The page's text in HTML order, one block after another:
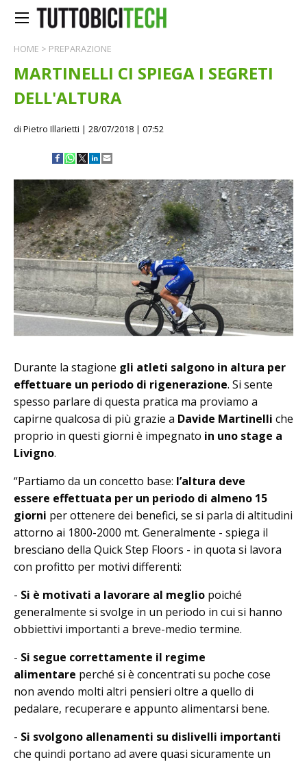
HOME > PREPARAZIONE
MARTINELLI CI SPIEGA I SEGRETI
DELL'ALTURA
di Pietro Illarietti | 28/07/2018 | 07:52
Durante la stagione gli atleti salgono in altura per
effettuare un periodo di rigenerazione. Si sente
spesso parlare di questa pratica ma proviamo a
capirne qualcosa di più grazie a Davide Martinelli che
proprio in questi giorni è impegnato in uno stage a
Livigno.
“Partiamo da un concetto base: l’altura deve
essere effettuata per un periodo di almeno 15
giorni per ottenere dei benefici, se si parla di altitudini
attorno ai 1800-2000 mt. Generalmente - spiega il
bresciano della Quick Step Floors - in quota si lavora
con profitto per motivi differenti:
- Si è motivati a lavorare al meglio poiché
generalmente si svolge in un periodo in cui si hanno
obbiettivi importanti a breve-medio termine.
- Si segue correttamente il regime
alimentare perché si è concentrati su poche cose
non avendo molti altri pensieri oltre a quello di
pedalare, recuperare e appunto alimentarsi bene.
- Si svolgono allenamenti su dislivelli importanti
che quindi portano ad avere quasi sicuramente un